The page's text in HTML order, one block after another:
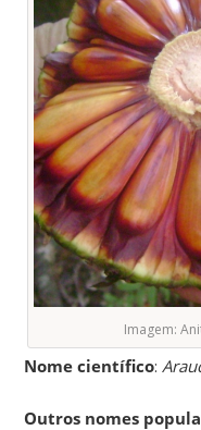
Imagem:
Nome científico:
Outros nomes